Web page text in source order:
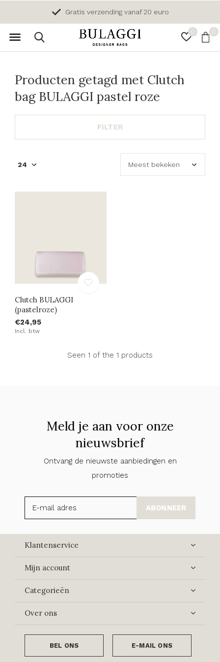
0 0
Gratis verzending vanaf 20 euro
Producten getagd met Clutch
bag BULAGGI pastel roze
FILTER
Clutch BULAGGI
(pastelroze)
€24,95
Incl. btw
Seen 1 of the 1 products
Meld je aan voor onze
nieuwsbrief
Ontvang de nieuwste aanbiedingen en
promoties
ABONNEER
Klantenservice
Mijn account
Categorieën
Over ons
BEL ONS E-MAIL ONS